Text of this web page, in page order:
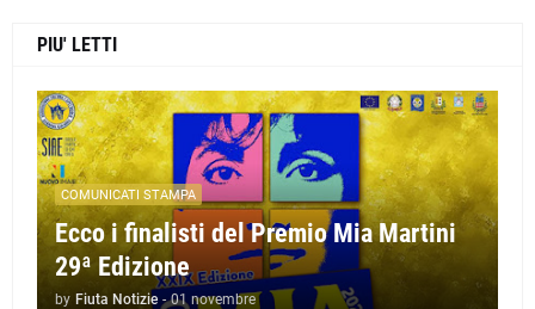
PIU' LETTI
COMUNICATI STAMPA
Ecco i finalisti del Premio Mia Martini
29ª Edizione
by Fiuta Notizie - 01 novembre